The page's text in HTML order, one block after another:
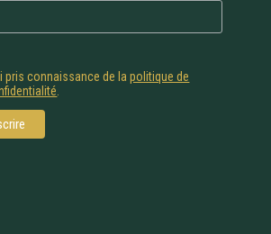
pris connaissance de lapolitique de